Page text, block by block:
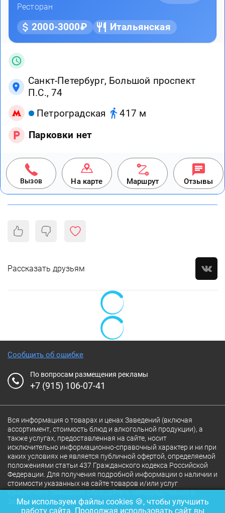
Ресторан
2000-3000₽ Итальянская
Санкт-Петербург, Большой проспект
П.С., 74
Петроградская
417 м
Парковки нет
Вызов На карте Маршрут Отзывы
Рассказать друзьям
Сообщить об ошибке
По вопросам размещения рекламы
+7 (915) 106-07-41
Вся информация о товарах и ценах Заведений (включая
ассортимент, стоимость блюд и алкогольной продукции), а
также услугах, предоставленная на сайте, носит
исключительно информационно-справочный характер и ни при
каких условиях не является публичной офертой, определяемой
положениями статьи 437 Гражданского кодекса Российской
Федерации. Для получения подробной информации о наличии и
стоимости указанных на сайте товаров и/или услуг
конкретного Заведения обращайтесь непосредственно в
Заведение.
Мы используем файлы cookies 🍪, чтобы улучшить
работу сайта. Продолжая использовать сайт вы